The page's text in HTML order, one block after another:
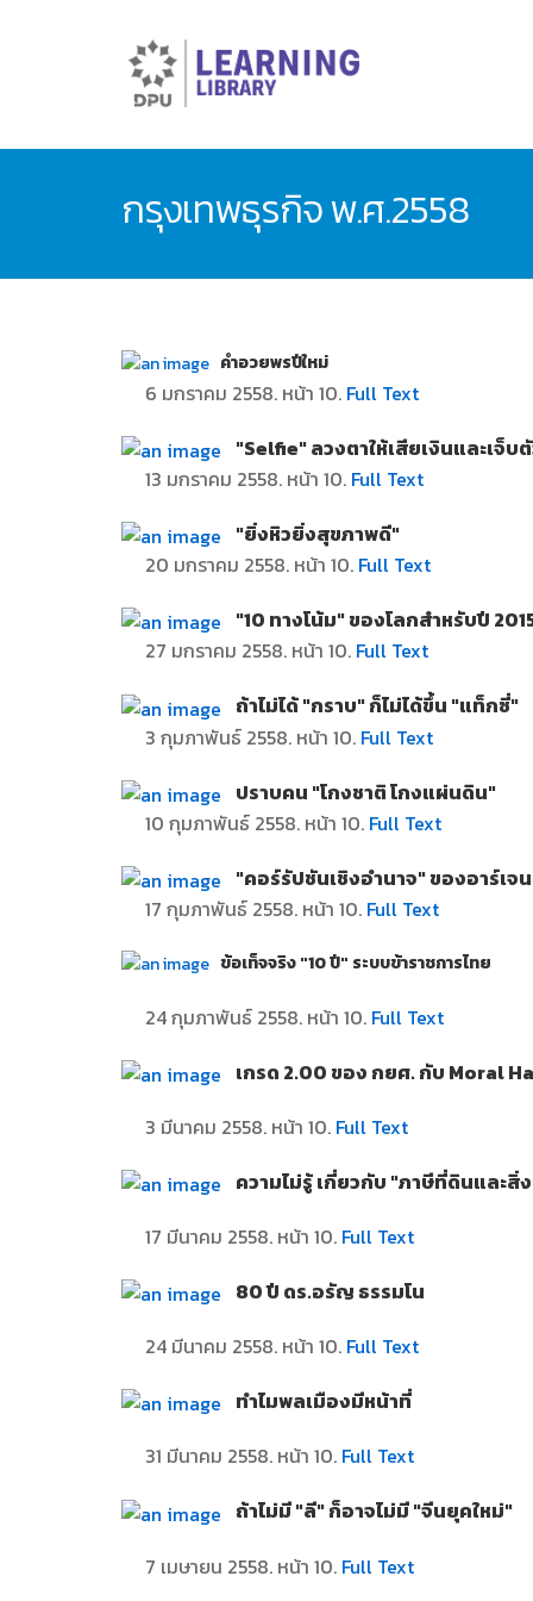
กรุงเทพธุรกิจ พ.ศ.2558
คำอวยพรปีใหม่
6 มกราคม 2558. หน้า 10. Full Text
"Selfie" ลวงตาให้เสียเงินและเจ็บ
13 มกราคม 2558. หน้า 10. Full Text
"ยิ่งหิวยิ่งสุขภาพดี"
20 มกราคม 2558. หน้า 10. Full Text
"10 ทางโน้ม" ของโลกสำหรับปี
27 มกราคม 2558. หน้า 10. Full Text
ถ้าไม่ได้"กราบ" ก็ไม่ได้ขึ้น "แท็กซี่"
3 กุมภาพันธ์ 2558. หน้า 10. Full Text
ปราบคน "โกงชาติ โกงแผ่นดิน"
10 กุมภาพันธ์ 2558. หน้า 10. Full Text
"คอร์รัปชันเชิงอำนาจ" ของอาร์เจ
17 กุมภาพันธ์ 2558. หน้า 10. Full Text
ข้อเท็จจริง"10 ปี" ระบบข้าราชการไทย
24 กุมภาพันธ์ 2558. หน้า 10. Full Text
เกรด 2.00 ของ กยศ. กับ Moral
3 มีนาคม 2558. หน้า 10. Full Text
ความไม่รู้ เกี่ยวกับ "ภาษีที่ดินและสิ่
17 มีนาคม 2558. หน้า 10. Full Text
80 ปี ดร.อรัญ ธรรมโน
24 มีนาคม 2558. หน้า 10. Full Text
ทำไมพลเมืองมีหน้าที่
31 มีนาคม 2558. หน้า 10. Full Text
ถ้าไม่มี "ลี" ก็อาจไม่มี "จีนยุคใหม่"
7 เมษายน 2558. หน้า 10. Full Text